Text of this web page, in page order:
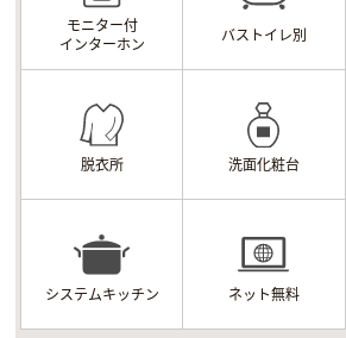
モニター付
インターホン
バストイレ別
脱衣所 洗面化粧台
システムキッチン ネット無料